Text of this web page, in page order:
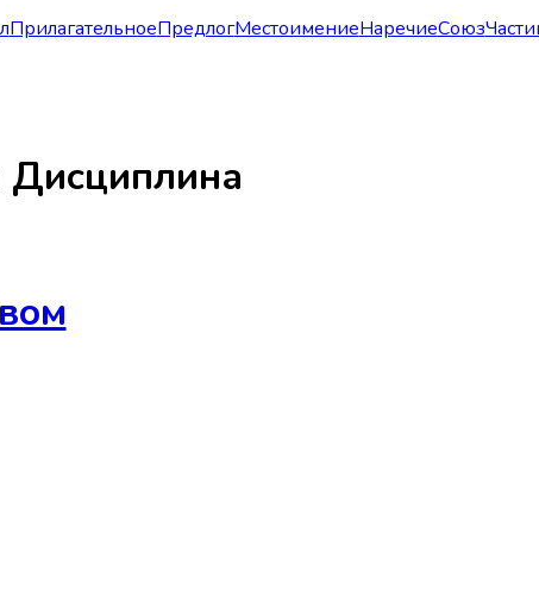
ПрилагательноеПредлогМестоимениеНаречиеСоюз
Дисциплина